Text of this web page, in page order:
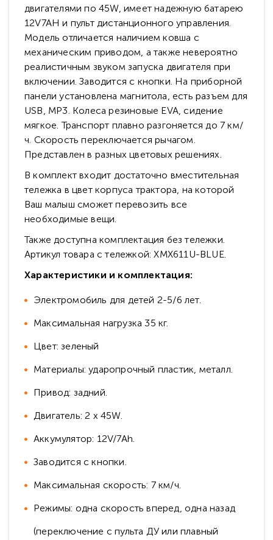
двигателями по 45W, имеет надежную батарею
12V7AH и пульт дистанционного управления.
Модель отличается наличием ковша с
механическим приводом, а также невероятно
реалистичным звуком запуска двигателя при
включении. Заводится с кнопки. На приборной
панели установлена магнитола, есть разъем для
USB, MP3. Колеса резиновые EVA, сидение
мягкое. Транспорт плавно разгоняется до 7 км/
ч. Скорость переключается рычагом.
Представлен в разных цветовых решениях.
В комплект входит достаточно вместительная
тележка в цвет корпуса трактора, на которой
Ваш малыш сможет перевозить все
необходимые вещи.
Также доступна комплектация без тележки.
Артикул товара с тележкой: XMX611U-BLUE.
Характеристики и комплектация:
Электромобиль для детей 2-5/6 лет.
Максимальная нагрузка 35 кг.
Цвет: зеленый
Материалы: ударопрочный пластик, металл.
Привод: задний.
Двигатель: 2 х 45W.
Аккумулятор: 12V/7Ah.
Заводится с кнопки.
Максимальная скорость: 7 км/ч.
Режимы: одна скорость вперед, одна назад
(переключение с пульта ДУ или плавный